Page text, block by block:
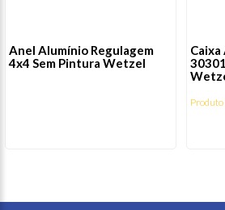
Anel Alumínio Regulagem
4x4 Sem Pintura Wetzel
Caixa